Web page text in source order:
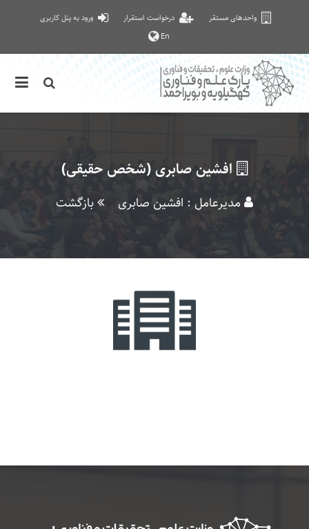
واحدهای مستقر درخواست استقرار
ورود به پنل کاربری
En
افشین صابری (شخص حقیقی)
مدیرعامل : افشین صابری بازگشت